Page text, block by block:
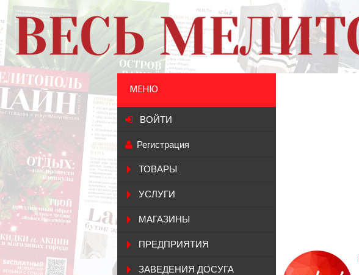
МЕНЮ
ВОЙТИ
Регистрация
ТОВАРЫ
УСЛУГИ
МАГАЗИНЫ
ПРЕДПРИЯТИЯ
ЗАВЕДЕНИЯ ДОСУГА